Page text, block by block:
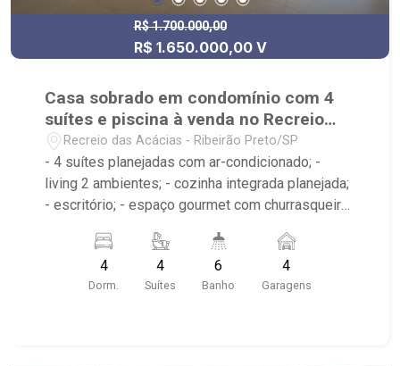
R$ 1.700.000,00
R$ 1.650.000,00 V
Casa sobrado em condomínio com 4
suítes e piscina à venda no Recreio
das Acácias
Recreio das Acácias - Ribeirão Preto/SP
- 4 suítes planejadas com ar-condicionado; -
living 2 ambientes; - cozinha integrada planejada;
- escritório; - espaço gourmet com churrasqueira;
espelho; - lavabo; - piscina com cascata e
hidromassagem; - área de serviço com armários;
- 4 vagas de garagem, sendo 2 cobertas; -
4
Dorm.
4
Suítes
6
Banho
4
Garagens